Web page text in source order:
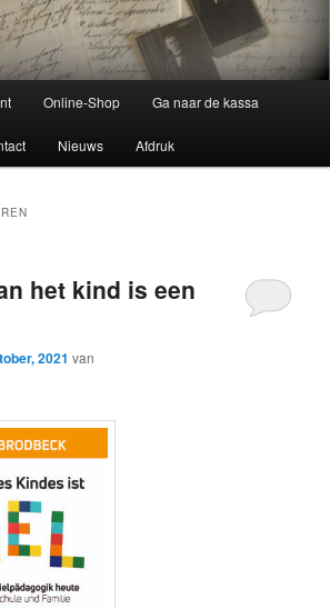
Online-Shop Ga naar de kassa
Nieuws Afdruk
het kind is een
2021 van